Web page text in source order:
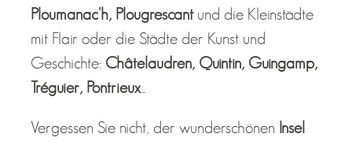
Ploumanac'h, Plougrescantund die Kleinstädte
mit Flair oder die Städte der Kunst und
Geschichte: Châtelaudren, Quintin, Guingamp,
Tréguier, Pontrieux...
Vergessen Sie nicht, der wunderschönen Insel